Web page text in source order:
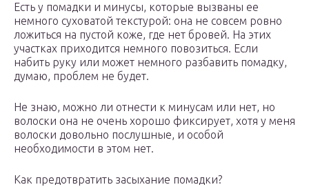
Есть у помадки и минусы, которые вызваны ее
немного суховатой текстурой: она не совсем ровно
ложиться на пустой коже, где нет бровей. На этих
участках приходится немного повозиться. Если
набить руку или может немного разбавить помадку,
думаю, проблем не будет.
Не знаю, можно ли отнести к минусам или нет, но
волоски она не очень хорошо фиксирует, хотя у меня
волоски довольно послушные, и особой
необходимости в этом нет.
Как предотвратить засыхание помадки?